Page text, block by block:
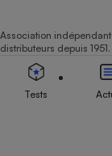
Association
distributeurs depuis 1951.
Tests